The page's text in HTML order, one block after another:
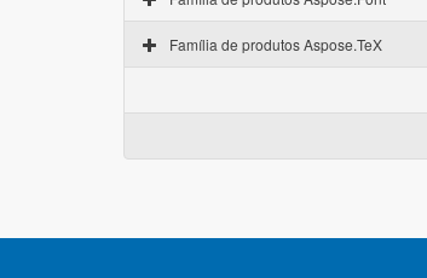
Família de produtos Aspose.TeX